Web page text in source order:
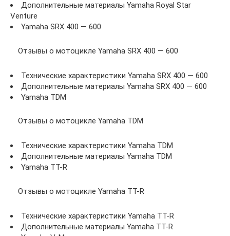
Дополнительные материалы Yamaha Royal Star
Venture
Yamaha SRX 400 — 600
Отзывы о мотоцикле Yamaha SRX 400 — 600
Технические характеристики Yamaha SRX 400 — 600
Дополнительные материалы Yamaha SRX 400 — 600
Yamaha TDM
Отзывы о мотоцикле Yamaha TDM
Технические характеристики Yamaha TDM
Дополнительные материалы Yamaha TDM
Yamaha TT-R
Отзывы о мотоцикле Yamaha TT-R
Технические характеристики Yamaha TT-R
Дополнительные материалы Yamaha TT-R